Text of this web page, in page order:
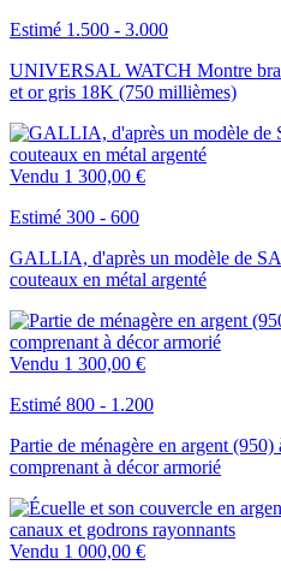
Estimé 1.500 - 3.000
UNIVERSAL WATCH Montre
et or gris 18K (750 millièmes)
Vendu 1 300,00 €
Estimé 300 - 600
GALLIA, d'après un modèle de
couteaux en métal argenté
Vendu 1 300,00 €
Estimé 800 - 1.200
Partie de ménagère en argent
comprenant à décor armorié
Vendu 1 000,00 €